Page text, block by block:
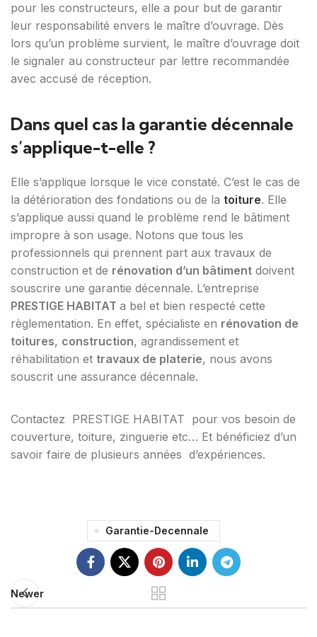
pour les constructeurs, elle a pour but de garantir
leur responsabilité envers le maître d’ouvrage. Dès
lors qu’un problème survient, le maître d’ouvrage doit
le signaler au constructeur par lettre recommandée
avec accusé de réception.
Dans quel cas la garantie décennale
s’applique-t-elle ?
Elle s’applique lorsque le vice constaté. C’est le cas de
la détérioration des fondations ou de la toiture. Elle
s’applique aussi quand le problème rend le bâtiment
impropre à son usage. Notons que tous les
professionnels qui prennent part aux travaux de
construction et de rénovation d’un bâtiment doivent
souscrire une garantie décennale. L’entreprise
PRESTIGE HABITAT a bel et bien respecté cette
règlementation. En effet, spécialiste en rénovation de
toitures, construction, agrandissement et
réhabilitation et travaux de platerie, nous avons
souscrit une assurance décennale.
Contactez PRESTIGE HABITAT pour vos besoin de
couverture, toiture, zinguerie etc… Et bénéficiez d’un
savoir faire de plusieurs années d’expériences.
Garantie-Decennale
Newer